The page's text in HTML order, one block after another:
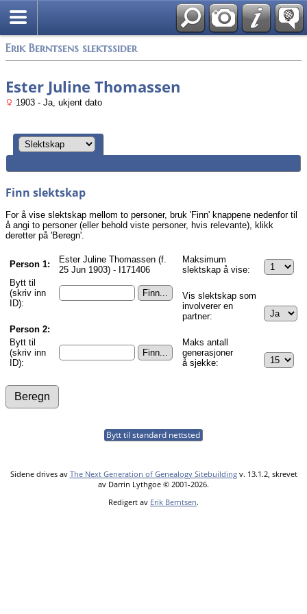
Erik Berntsens slektssider
Ester Juline Thomassen
1903 - Ja, ukjent dato
Finn slektskap
For å vise slektskap mellom to personer, bruk 'Finn' knappene nedenfor til
å angi to personer (eller behold viste personer, hvis relevante), klikk
deretter på 'Beregn'.
Person 1:
Ester Juline Thomassen (f.
25 Jun 1903) - I171406
Bytt til
(skriv inn
ID):
Person 2:
Bytt til
(skriv inn
ID):
Maksimum
slektskap å vise:
Vis slektskap som
involverer en
partner:
Maks antall
generasjoner
å sjekke:
Bytt til standard nettsted
Sidene drives av The Next Generation of Genealogy Sitebuildingv. 13.1.2, skrevet
av Darrin Lythgoe © 2001-2026.
Redigert av Erik Berntsen.